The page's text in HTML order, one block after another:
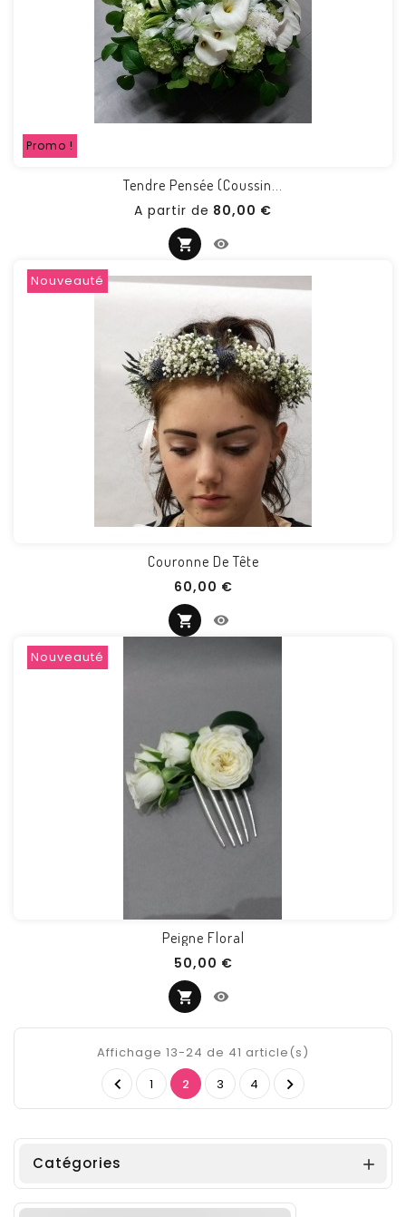
Promo !
Tendre Pensée (coussin...
A partir de 80,00 €
Nouveauté
Couronne De Tête
60,00 €Prix
Nouveauté
Peigne Floral
50,00 €Prix
Affichage 13-24 de 41 article(s)
 1 2 3 4 
Catégories 